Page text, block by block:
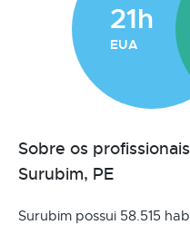
21h
EUA
Sobre os
Surubim, PE
Surubim possui 58.515